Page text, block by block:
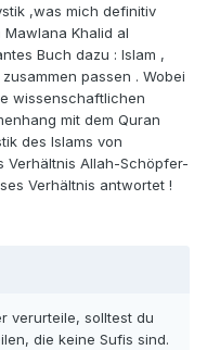
,was mich definitiv
Khalid al
Buch dazu : Islam ,
passen . Wobei
wissenschaftlichen
mit dem Quran
des Islams von
Verhältnis Allah-Schöpfer-
Verhältnis antwortet !
verurteile, solltest du
die keine Sufis sind.